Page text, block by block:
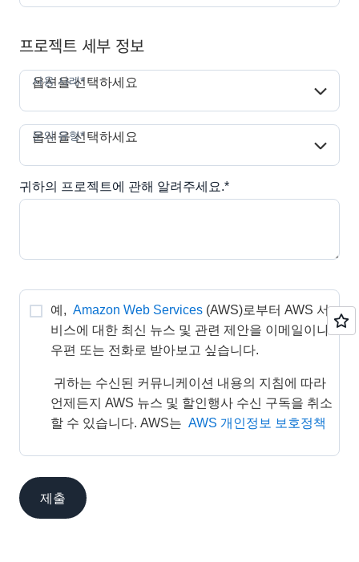
프로젝트 세부 정보
사용 사례*
옵션을 선택하세요
문의 유형*
옵션을 선택하세요
귀하의 프로젝트에 관해 알려주세요.*
예, Amazon Web Services (AWS)로부터 AWS 서
비스에 대한 최신 뉴스 및 관련 제안을 이메일이나
우편 또는 전화로 받아보고 싶습니다.
언제든지 AWS 뉴스 및 할인행사 수신 구독을 취소
할 수 있습니다. AWS는 AWS 개인정보 보호정책
제출